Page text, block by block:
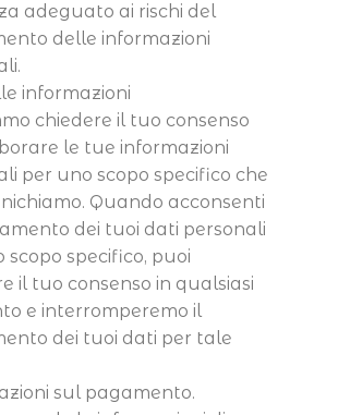
adeguato ai rischi del
delle informazioni
informazioni
chiedere il tuo consenso
le tue informazioni
per uno scopo specifico che
Quando acconsenti
dei tuoi dati personali
scopo specifico, puoi
il tuo consenso in qualsiasi
e interromperemo il
dei tuoi dati per tale
sul pagamento.